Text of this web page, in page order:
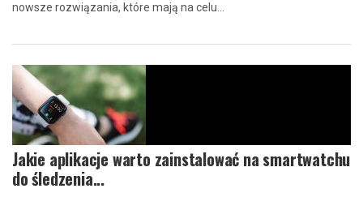
nowsze rozwiązania, które mają na celu...
Jakie aplikacje warto zainstalować na smartwatchu
do śledzenia...